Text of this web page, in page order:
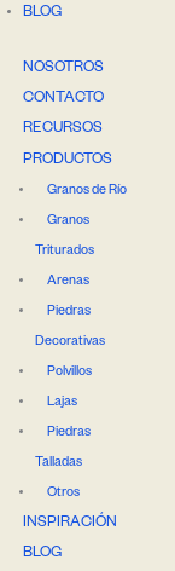
BLOG
NOSOTROS
CONTACTO
RECURSOS
PRODUCTOS
Granos de Río
Granos
Triturados
Arenas
Piedras
Decorativas
Polvillos
Lajas
Piedras
Talladas
Otros
INSPIRACIÓN
BLOG